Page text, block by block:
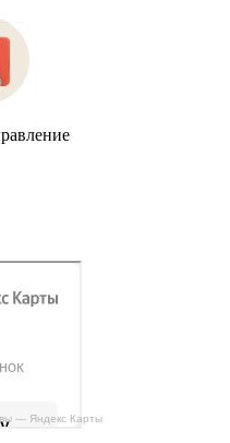
— Яндекс Карты